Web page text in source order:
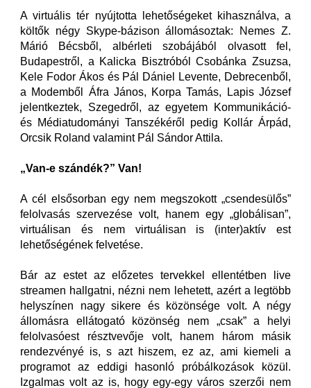
A virtuális tér nyújtotta lehetőségeket kihasználva, a
költők négy Skype-bázison állomásoztak: Nemes Z.
Márió Bécsből, albérleti szobájából olvasott fel,
Budapestről, a Kalicka Bisztróból Csobánka Zsuzsa,
Kele Fodor Ákos és Pál Dániel Levente, Debrecenből,
a Modemből Áfra János, Korpa Tamás, Lapis József
jelentkeztek, Szegedről, az egyetem Kommunikáció-
és Médiatudományi Tanszékéről pedig Kollár Árpád,
Orcsik Roland valamint Pál Sándor Attila.
„Van-e szándék?” Van!
A cél elsősorban egy nem megszokott „csendesülős”
felolvasás szervezése volt, hanem egy „globálisan”,
virtuálisan és nem virtuálisan is (inter)aktív est
lehetőségének felvetése.
Bár az estet az előzetes tervekkel ellentétben live
streamen hallgatni, nézni nem lehetett, azért a legtöbb
helyszínen nagy sikere és közönsége volt. A négy
állomásra ellátogató közönség nem „csak” a helyi
felolvasóest résztvevője volt, hanem három másik
rendezvényé is, s azt hiszem, ez az, ami kiemeli a
programot az eddigi hasonló próbálkozások közül.
Izgalmas volt az is, hogy egy-egy város szerzői nem